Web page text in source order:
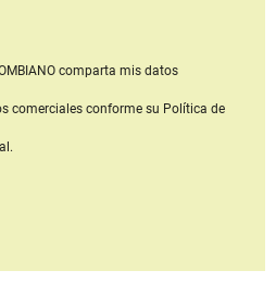
comparta mis datos
comerciales conforme su Política de